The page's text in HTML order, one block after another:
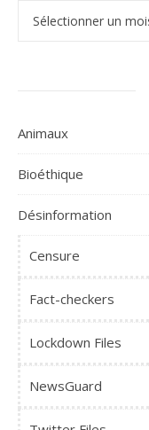
Animaux
Bioéthique
Désinformation
Censure
Fact-checkers
Lockdown Files
NewsGuard